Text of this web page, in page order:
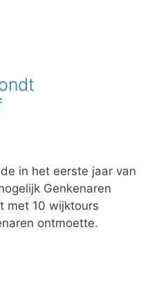
in het eerste jaar van
Genkenaren
met 10 wijktours
ontmoette.